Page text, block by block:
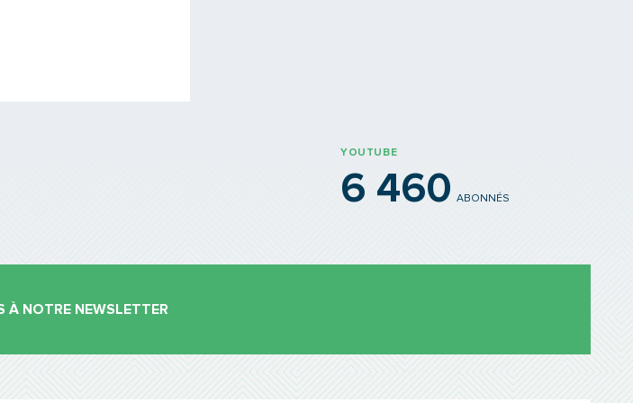
YOUTUBE
6 460 ABONNÉS
À NOTRE NEWSLETTER